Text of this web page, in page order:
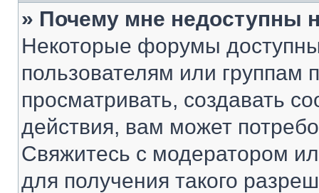
» Почему мне недоступны
Некоторые форумы
пользователям или группам
просматривать, создавать
действия, вам может
Свяжитесь с модератором
для получения такого